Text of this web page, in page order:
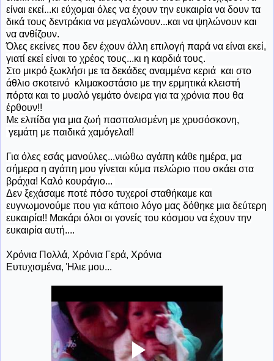
είναι εκεί...κι εύχομαι όλες να έχουν την ευκαιρία να δουν τα
δικά τους δεντράκια να μεγαλώνουν...και να ψηλώνουν και
να ανθίζουν.
Όλες εκείνες που δεν έχουν άλλη επιλογή παρά να είναι εκεί,
γιατί εκεί είναι το χρέος τους...κι η καρδιά τους.
Στο μικρό ξωκλήσι με τα δεκάδες αναμμένα κεριά και στο
άθλιο σκοτεινό κλιμακοστάσιο με την ερμητικά κλειστή
πόρτα και το μυαλό γεμάτο όνειρα για τα χρόνια που θα
έρθουν!!
Με ελπίδα για μια ζωή πασπαλισμένη με χρυσόσκονη,
γεμάτη με παιδικά χαμόγελα!!
Για όλες εσάς μανούλες...νιώθω αγάπη κάθε ημέρα, μα
σήμερα η αγάπη μου γίνεται κύμα πελώριο που σκάει στα
βράχια! Καλό κουράγιο...
Δεν ξεχάσαμε ποτέ πόσο τυχεροί σταθήκαμε και
ευγνωμονούμε που για κάποιο λόγο μας δόθηκε μια δεύτερη
ευκαιρία!! Μακάρι όλοι οι γονείς του κόσμου να έχουν την
ευκαιρία αυτή....
Χρόνια Πολλά, Χρόνια Γερά, Χρόνια
Ευτυχισμένα, Ήλιε μου...